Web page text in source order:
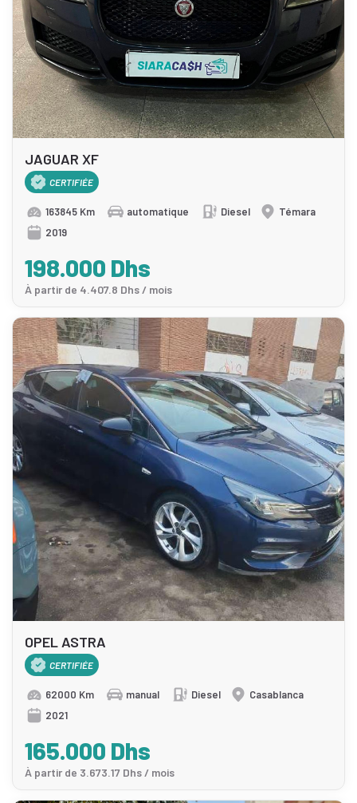
JAGUAR XF
CERTIFIÉE
163845 Km automatique Diesel
Témara
2019
198.000 Dhs
À partir de 4.407.8 Dhs / mois
OPEL ASTRA
CERTIFIÉE
62000 Km manual Diesel
Casablanca
2021
165.000 Dhs
À partir de 3.673.17 Dhs / mois